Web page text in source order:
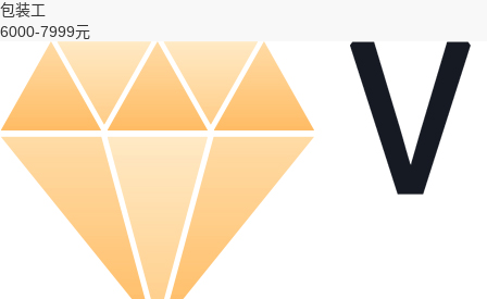
包装工
6000-7999元